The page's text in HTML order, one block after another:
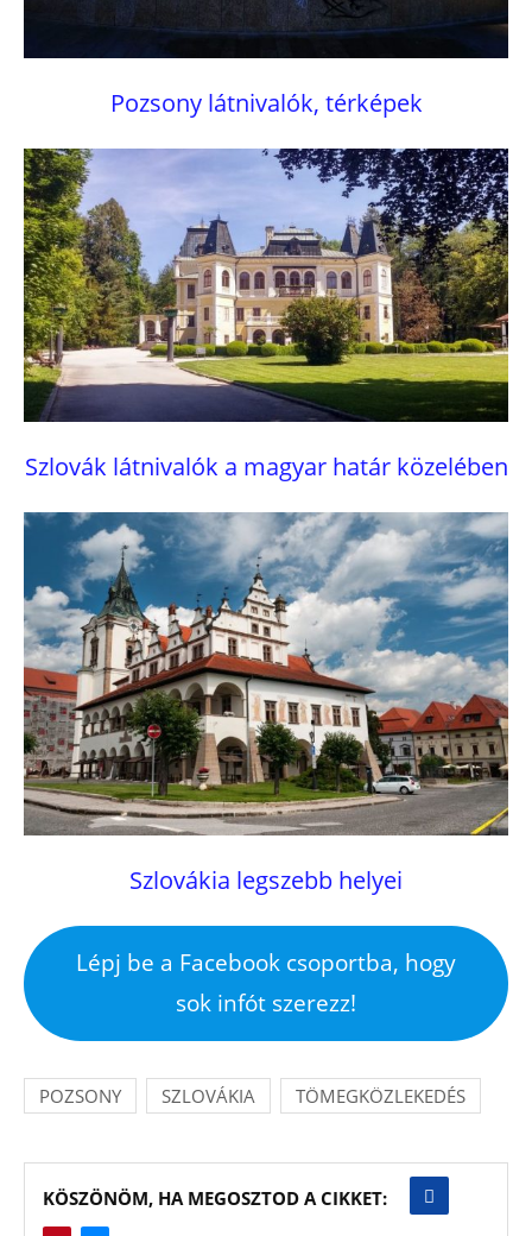
Pozsony látnivalók, térképek
Szlovák látnivalók a magyar határ közelében
Szlovákia legszebb helyei
Lépj be a Facebook csoportba, hogy
sok infót szerezz!
POZSONY SZLOVÁKIA TÖMEGKÖZLEKEDÉS
KÖSZÖNÖM, HA MEGOSZTOD A CIKKET: